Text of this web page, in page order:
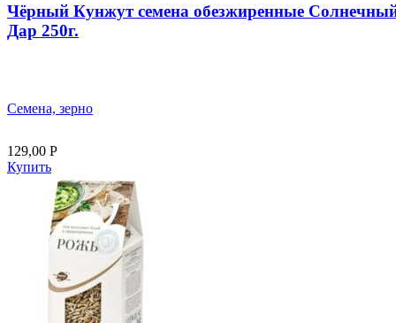
Чёрный Кунжут семена обезжиренные
Дар 250г.
Семена, зерно
129,00 Р
Купить